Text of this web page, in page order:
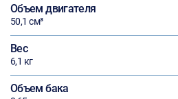
Объем двигателя
50,1 см³
Вес
6,1 кг
Объем бака